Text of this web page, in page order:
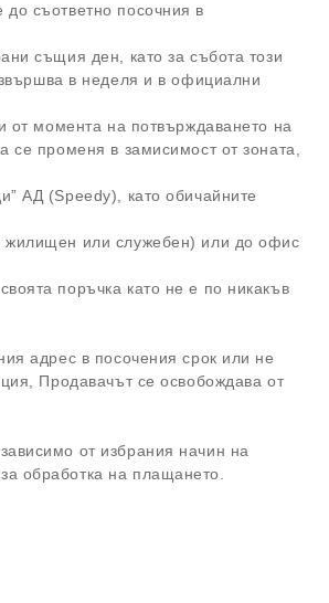
до съответнo посочния в
същия ден, като за събота този
в неделя и в официални
от момента на потвърждаването на
се променя в замисимост от зоната,
АД (Speedy), като обичайните
жилищен или служебен) или до офис
поръчка като не е по никакъв
адрес в посочения срок или не
Продавачът се освобождава от
от избрания начин на
обработка на плащането.